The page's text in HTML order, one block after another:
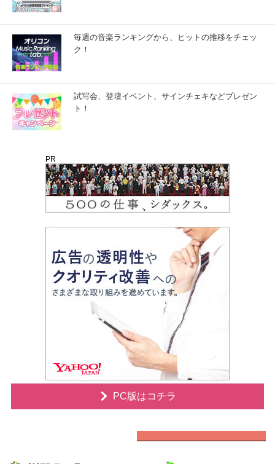
毎週の音楽ランキングから、ヒットの推移をチェッ
ク！
試写会、登壇イベント、サインチェキなどプレゼン
ト！
PR
PC版はコチラ